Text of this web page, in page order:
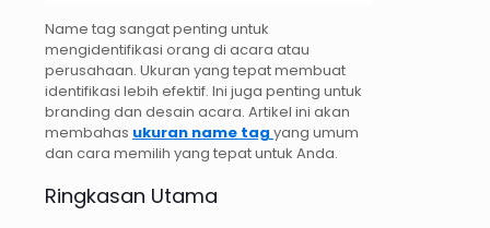
Name tag sangat penting untuk
mengidentifikasi orang di acara atau
perusahaan. Ukuran yang tepat membuat
identifikasi lebih efektif. Ini juga penting untuk
branding dan desain acara. Artikel ini akan
membahas ukuran name tag yang umum
dan cara memilih yang tepat untuk Anda.
Ringkasan Utama